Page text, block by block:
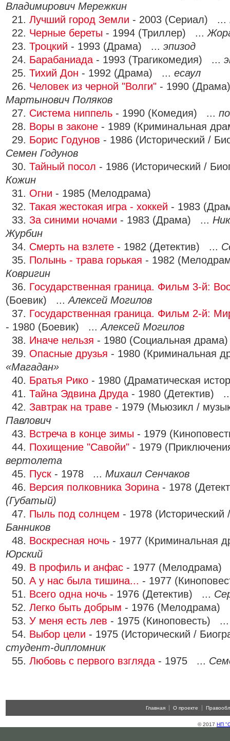
Владимирович Мережкин
21. Лучший город Земли - 2003 (Сериал) ...
22. Черные береты - 1994 (Триллер) ...
23. Троцкий - 1993 (Драма) ... эпизод
24. Барабаниада - 1993 (Трагикомедия) ...
25. Тихий Дон - 1992 (Драма) ... есаул
26. Человек из черной "Волги" - 1990
Мартынович Поляков
27. Система ниппель - 1990 (Комедия) ...
28. Воры в законе - 1989 (Криминальная
29. Борис Годунов - 1986 (Исторический /
Семен Годунов
30. Тайный посол - 1986 (Исторический /
Кожин
31. Огни - 1985 (Мелодрама)
32. Такая жестокая игра - хоккей - 1983
33. За синими ночами - 1983 (Драма) ...
Журбин
34. Смерть на взлете - 1982 (Детектив) ...
35. Полынь - трава горькая - 1982
Ковригин
36. Государственная граница. Фильм 3-й:
(Боевик) ...Алексей Могилов
37. Государственная граница. Фильм 2-й:
- 1980 (Боевик) ...Алексей Могилов
38. Иначе нельзя - 1980 (Социальная
39. Опасные друзья - 1980 (Криминальная
«Магадан»
40. Братья Рико - 1980 (Драматическая
41. Тайна Эдвина Друда - 1980 (Детектив)
42. Завтрак на траве - 1979 (Мьюзикл /
Павлович
43. Встреча в конце зимы - 1979
44. Похищение "Савойи" - 1979
вертолета
45. Пуск - 1978 ... Михаил Сенчаков
46. Версия полковника Зорина - 1978
(Губатый)
47. Пыль под солнцем - 1978
Банников
48. Воскресная ночь - 1977 (Криминальная
Юрский
49. В профиль и анфас - 1977
50. А у нас была тишина... - 1977
51. Всего одна ночь - 1976 (Детектив) ...
52. Легко быть добрым - 1976
53. У меня есть лев - 1975 (Киноповесть)
54. Выбор цели - 1975 (Исторический /
студент-дипломник
55. Любовь с первого взгляда - 1975 ...
Главная О проекте
© 2017 НП